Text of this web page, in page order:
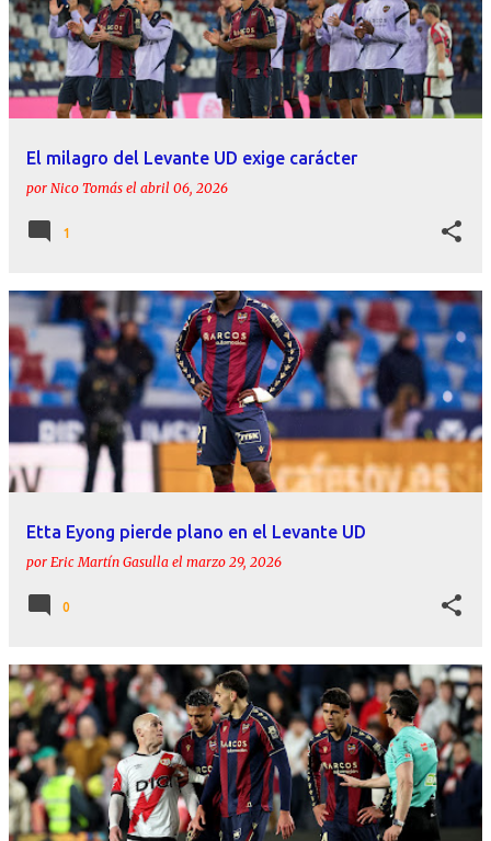
El milagro del Levante UD exige carácter
por Nico Tomás el abril 06, 2026
1
Etta Eyong pierde plano en el Levante UD
por Eric Martín Gasulla el marzo 29, 2026
0